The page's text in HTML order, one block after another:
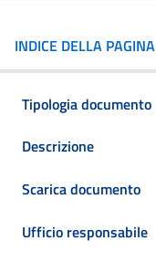
INDICE DELLA PAGINA
Tipologia documento
Descrizione
Scarica documento
Ufficio responsabile